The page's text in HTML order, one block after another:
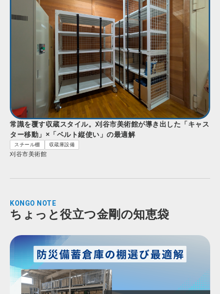
常識を覆す収蔵スタイル。刈谷市美術館が導き出した「キャス
ター移動」×「ベルト縦使い」の最適解
スチール棚 収蔵庫設備
刈谷市美術館
KONGO NOTE
ちょっと役立つ金剛の知恵袋